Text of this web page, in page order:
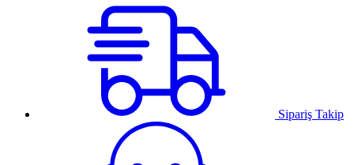
Sipariş Takip